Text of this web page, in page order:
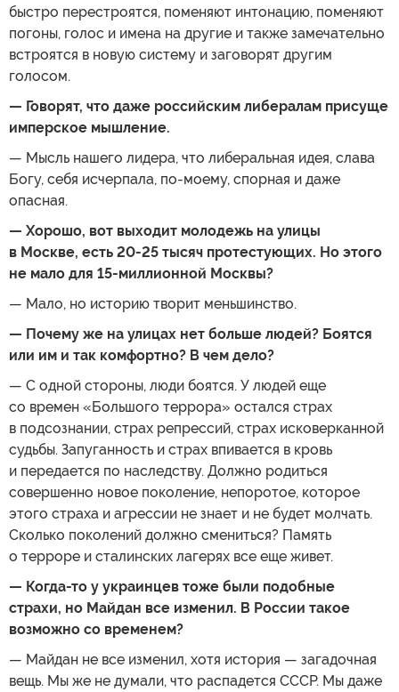
быстро перестроятся, поменяют интонацию, поменяют
погоны, голос и имена на другие и также замечательно
встроятся в новую систему и заговорят другим
голосом.
— Говорят, что даже российским либералам присуще
имперское мышление.
— Мысль нашего лидера, что либеральная идея, слава
Богу, себя исчерпала, по-моему, спорная и даже
опасная.
— Хорошо, вот выходит молодежь на улицы
в Москве, есть 20-25 тысяч протестующих. Но этого
не мало для 15-миллионной Москвы?
— Мало, но историю творит меньшинство.
— Почему же на улицах нет больше людей? Боятся
или им и так комфортно? В чем дело?
— С одной стороны, люди боятся. У людей еще
со времен «Большого террора» остался страх
в подсознании, страх репрессий, страх исковерканной
судьбы. Запуганность и страх впивается в кровь
и передается по наследству. Должно родиться
совершенно новое поколение, непоротое, которое
этого страха и агрессии не знает и не будет молчать.
Сколько поколений должно смениться? Память
о терроре и сталинских лагерях все еще живет.
— Когда-то у украинцев тоже были подобные
страхи, но Майдан все изменил. В России такое
возможно со временем?
— Майдан не все изменил, хотя история — загадочная
вещь. Мы же не думали, что распадется СССР. Мы даже